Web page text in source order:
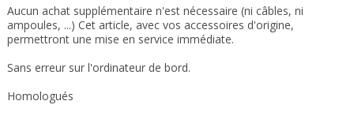
Aucun achat supplémentaire n'est nécessaire (ni câbles, ni
ampoules, ...) Cet article, avec vos accessoires d'origine,
permettront une mise en service immédiate.
Sans erreur sur l'ordinateur de bord.
Homologués